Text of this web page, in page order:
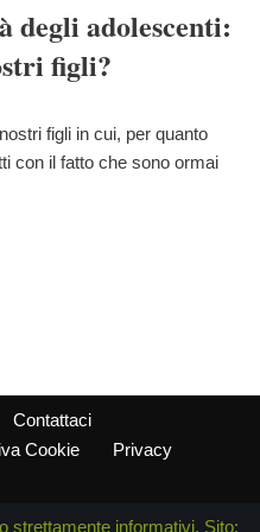
degli adolescenti:
figli?
figli in cui, per quanto
con il fatto che sono ormai
Contattaci
Cookie
Privacy
strettamente informativi. Sito: